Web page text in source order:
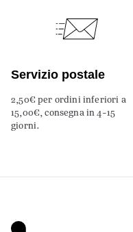
Servizio postale
2,50€ per ordini inferiori a
15,00€, consegna in 4-15
giorni.